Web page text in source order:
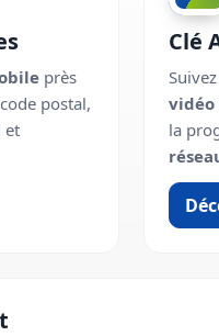
près
postal,
et
Clé
vidéo
la